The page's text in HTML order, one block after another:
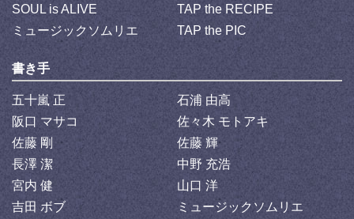
SOUL is ALIVE
TAP the RECIPE
ミュージックソムリエ
TAP the PIC
書き手
五十嵐 正
石浦 由高
阪口 マサコ
佐々木 モトアキ
佐藤 剛
佐藤 輝
長澤 潔
中野 充浩
宮内 健
山口 洋
吉田 ボブ
ミュージックソムリエ